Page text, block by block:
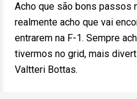
Acho que são bons passos
realmente acho que vai
entrarem na F-1. Sempre
tivermos no grid, mais
Valtteri Bottas.